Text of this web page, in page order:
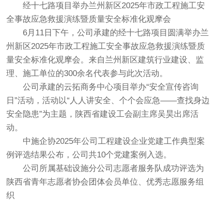
经十七路项目举办兰州新区2025年市政工程施工安
全事故应急救援演练暨质量安全标准化观摩会
6月11日下午，公司承建的经十七路项目圆满举办兰
州新区2025年市政工程施工安全事故应急救援演练暨质
量安全标准化观摩会。来自兰州新区建筑行业建设、监
理、施工单位的300余名代表参与此次活动。
公司承建的云拓商务中心项目举办“安全宣传咨询
日”活动，活动以“人人讲安全、个个会应急——查找身边
安全隐患”为主题，陕西省建设工会副主席吴昊出席活
动。
中施企协2025年公司工程建设企业党建工作典型案
例评选结果公布，公司共10个党建案例入选。
公司所属基础设施分公司志愿者服务队成功评选为
陕西省青年志愿者协会团体会员单位、优秀志愿服务组
织